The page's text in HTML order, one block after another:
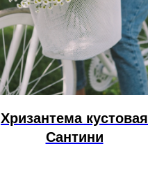
Хризантема кустовая
Сантини